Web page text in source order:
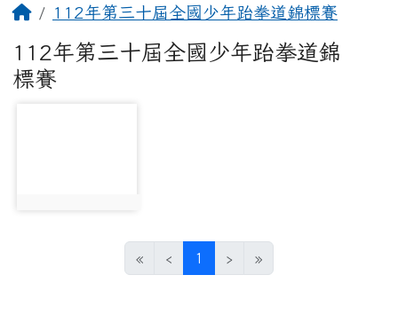
112年第三十屆全國少年跆拳道錦標賽
112年第三十屆全國少年跆拳道錦
標賽
« ‹ 1 (current)
› »